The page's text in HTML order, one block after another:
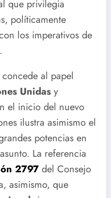
que privilegia
políticamente
los imperativos de
al papel
Unidas y
el inicio del nuevo
ilustra asimismo el
potencias en
La referencia
2797 del Consejo
asimismo, que